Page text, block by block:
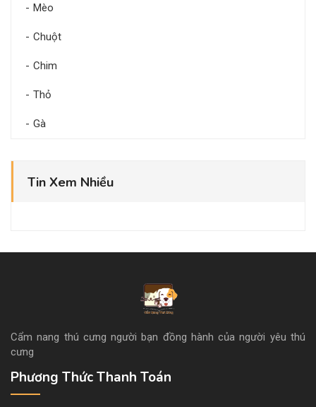
Mèo
Chuột
Chim
Thỏ
Gà
Tin Xem Nhiều
Cẩm nang thú cưng người bạn đồng hành của người yêu thú
cưng
Phương Thức Thanh Toán